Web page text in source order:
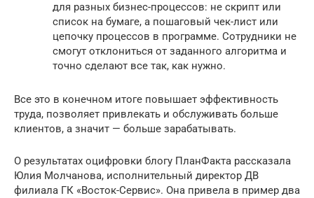
для разных бизнес-процессов: не скрипт или
список на бумаге, а пошаговый чек-лист или
цепочку процессов в программе. Сотрудники не
смогут отклониться от заданного алгоритма и
точно сделают все так, как нужно.
Все это в конечном итоге повышает эффективность
труда, позволяет привлекать и обслуживать больше
клиентов, а значит — больше зарабатывать.
О результатах оцифровки блогу ПланФакта рассказала
Юлия Молчанова, исполнительный директор ДВ
филиала ГК «Восток-Сервис». Она привела в пример два